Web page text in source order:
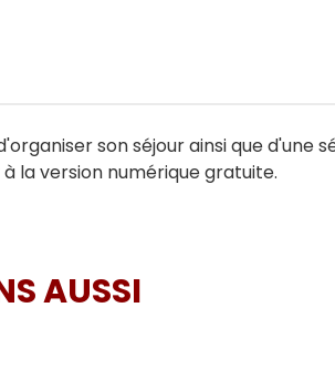
son séjour ainsi que d'une
la version numérique gratuite.
AUSSI